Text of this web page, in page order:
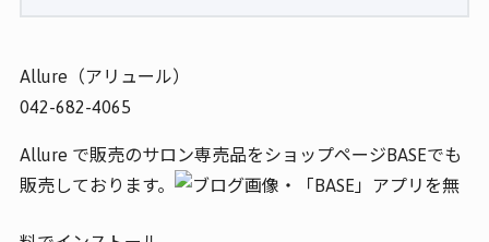
Allure（アリュール）
042-682-4065
Allure で販売のサロン専売品をショップページBASEでも
販売しております。
・「BASE」アプリを無